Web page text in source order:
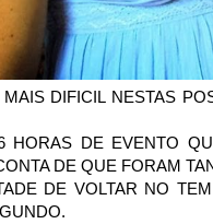
DIFICIL NESTAS
HORAS DE EVENTO
DE QUE FORAM
DE VOLTAR NO